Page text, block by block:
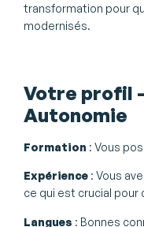
transformation pour
modernisés.
Votre profil
Autonomie
Formation : Vous
Expérience : Vous
ce qui est crucial pour
Langues : Bonnes